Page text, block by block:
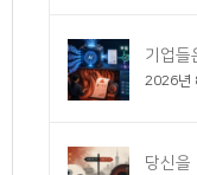
기업들
2026년
당신을